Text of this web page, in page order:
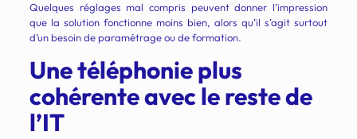
Quelques réglages mal compris peuvent donner l’impression
que la solution fonctionne moins bien, alors qu’il s’agit surtout
d’un besoin de paramétrage ou de formation.
Une téléphonie plus
cohérente avec le reste de
l’IT